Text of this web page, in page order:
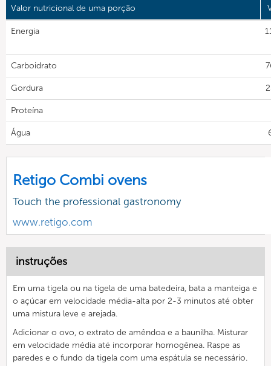
Valor nutricional de uma porção
Energia
Carboidrato
Gordura
Proteína
Água
Retigo Combi ovens
Touch the professional gastronomy
www.retigo.com
instruções
Em uma tigela ou na tigela de uma batedeira, bata a manteiga e
o açúcar em velocidade média-alta por 2-3 minutos até obter
uma mistura leve e arejada.
Adicionar o ovo, o extrato de amêndoa e a baunilha. Misturar
em velocidade média até incorporar homogênea. Raspe as
paredes e o fundo da tigela com uma espátula se necessário.